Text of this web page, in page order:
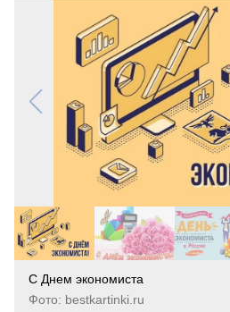
С Днем экономиста
Фото: bestkartinki.ru